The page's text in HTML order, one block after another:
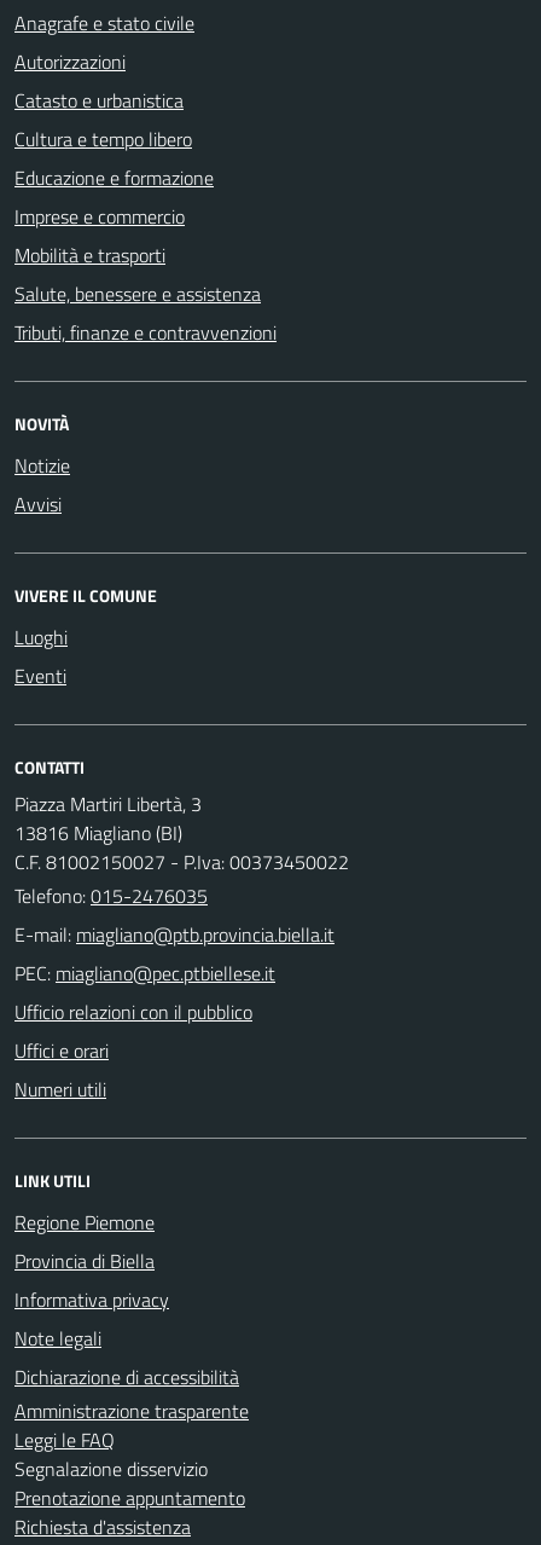
Anagrafe e stato civile
Autorizzazioni
Catasto e urbanistica
Cultura e tempo libero
Educazione e formazione
Imprese e commercio
Mobilità e trasporti
Salute, benessere e assistenza
Tributi, finanze e contravvenzioni
NOVITÀ
Notizie
Avvisi
VIVERE IL COMUNE
Luoghi
Eventi
CONTATTI
Piazza Martiri Libertà, 3
13816 Miagliano (BI)
C.F. 81002150027 - P.Iva: 00373450022
Telefono:015-2476035
E-mail:
PEC:
Ufficio relazioni con il pubblico
Uffici e orari
Numeri utili
LINK UTILI
Regione Piemone
Provincia di Biella
Informativa privacy
Note legali
Dichiarazione di accessibilità
Amministrazione trasparente
Leggi le FAQ
Segnalazione disservizio
Prenotazione appuntamento
Richiesta d'assistenza